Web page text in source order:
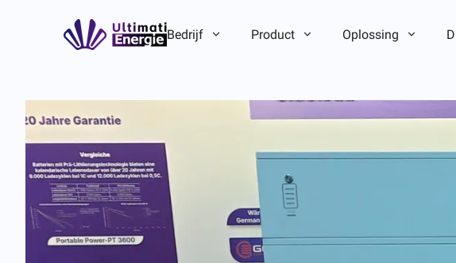
Bedrijf Product Oplossing
Merkverhaal
Team-/lokaal voordeel
ESG
Merkverhaal
Team-/lokaal voordeel